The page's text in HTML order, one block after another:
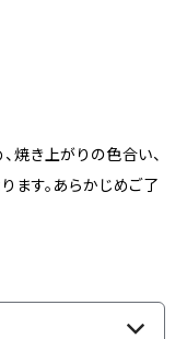
焼き上がりの色合い、
ます。あらかじめご了